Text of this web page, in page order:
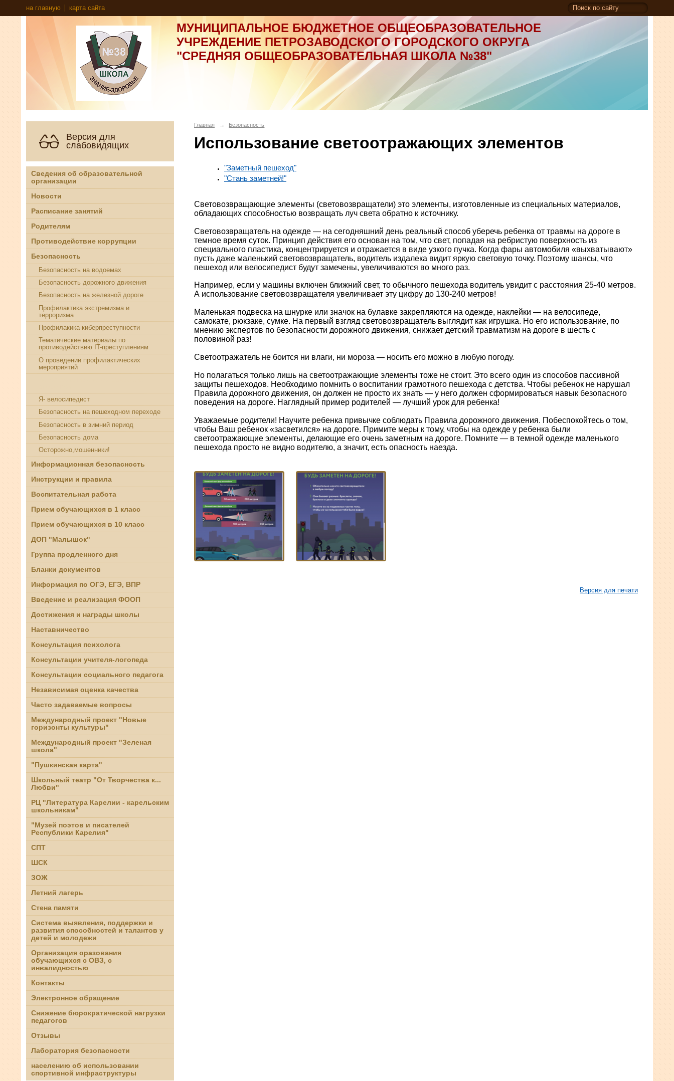
на главную карта сайта
МУНИЦИПАЛЬНОЕ БЮДЖЕТНОЕ ОБЩЕОБРАЗОВАТЕЛЬНОЕ
УЧРЕЖДЕНИЕ ПЕТРОЗАВОДСКОГО ГОРОДСКОГО ОКРУГА
"СРЕДНЯЯ ОБЩЕОБРАЗОВАТЕЛЬНАЯ ШКОЛА №38"
Версия для
слабовидящих
Сведения об образовательной
организации
Новости
Расписание занятий
Родителям
Противодействие коррупции
Безопасность
Безопасность на водоемах
Безопасность дорожного движения
Безопасность на железной дороге
Профилактика экстремизма и
терроризма
Профилакика киберпреступности
Тематические материалы по
противодействию IT-преступлениям
О проведении профилактических
мероприятий
Я- велосипедист
Безопасность на пешеходном переходе
Безопасность в зимний период
Безопасность дома
Осторожно,мошенники!
Информационная безопасность
Инструкции и правила
Воспитательная работа
Прием обучающихся в 1 класс
Прием обучающихся в 10 класс
ДОП "Малышок"
Группа продленного дня
Бланки документов
Информация по ОГЭ, ЕГЭ, ВПР
Введение и реализация ФООП
Достижения и награды школы
Наставничество
Консультация психолога
Консультации учителя-логопеда
Консультации социального педагога
Независимая оценка качества
Часто задаваемые вопросы
Международный проект "Новые
горизонты культуры"
Международный проект "Зеленая
школа"
"Пушкинская карта"
Школьный театр "От Творчества к...
Любви"
РЦ "Литература Карелии - карельским
школьникам"
"Музей поэтов и писателей
Республики Карелия"
СПТ
ШСК
ЗОЖ
Летний лагерь
Стена памяти
Система выявления, поддержки и
развития способностей и талантов у
детей и молодежи
Организация оразования
обучающихся с ОВЗ, с
инвалидностью
Контакты
Электронное обращение
Снижение бюрократической нагрузки
педагогов
Отзывы
Лаборатория безопасности
населению об использовании
спортивной инфраструктуры
Главная → Безопасность
Использование светоотражающих элементов
"Заметный пешеход"
"Стань заметней!"
Световозвращающие элементы (световозвращатели) это элементы, изготовленные из специальных материалов,
обладающих способностью возвращать луч света обратно к источнику.
Световозвращатель на одежде — на сегодняшний день реальный способ уберечь ребенка от травмы на дороге в
темное время суток. Принцип действия его основан на том, что свет, попадая на ребристую поверхность из
специального пластика, концентрируется и отражается в виде узкого пучка. Когда фары автомобиля «выхватывают»
пусть даже маленький световозвращатель, водитель издалека видит яркую световую точку. Поэтому шансы, что
пешеход или велосипедист будут замечены, увеличиваются во много раз.
Например, если у машины включен ближний свет, то обычного пешехода водитель увидит с расстояния 25-40 метров.
А использование световозвращателя увеличивает эту цифру до 130-240 метров!
Маленькая подвеска на шнурке или значок на булавке закрепляются на одежде, наклейки — на велосипеде,
самокате, рюкзаке, сумке. На первый взгляд световозвращатель выглядит как игрушка. Но его использование, по
мнению экспертов по безопасности дорожного движения, снижает детский травматизм на дороге в шесть с
половиной раз!
Светоотражатель не боится ни влаги, ни мороза — носить его можно в любую погоду.
Но полагаться только лишь на светоотражающие элементы тоже не стоит. Это всего один из способов пассивной
защиты пешеходов. Необходимо помнить о воспитании грамотного пешехода с детства. Чтобы ребенок не нарушал
Правила дорожного движения, он должен не просто их знать — у него должен сформироваться навык безопасного
поведения на дороге. Наглядный пример родителей — лучший урок для ребенка!
Уважаемые родители! Научите ребенка привычке соблюдать Правила дорожного движения. Побеспокойтесь о том,
чтобы Ваш ребенок «засветился» на дороге. Примите меры к тому, чтобы на одежде у ребенка были
светоотражающие элементы, делающие его очень заметным на дороге. Помните — в темной одежде маленького
пешехода просто не видно водителю, а значит, есть опасность наезда.
Версия для печати